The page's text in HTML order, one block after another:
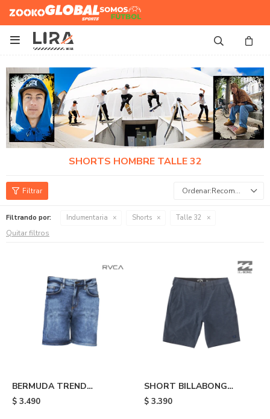
Zooko Global Sports
Somos
Futbol

SHORTS HOMBRE TALLE 32
Recomendados
Filtrando por: Indumentaria Shorts Talle 32
Quitar filtros
BERMUDA TREND
STRAIGHT BLUE - Blue
$ 3.490
SHORT BILLABONG
CROSSFITE MIDE - Nvy
$ 3.390